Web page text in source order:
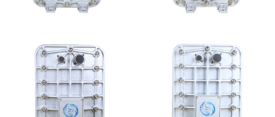
MK-TC500 EDI模块 EDI超纯水处理设备